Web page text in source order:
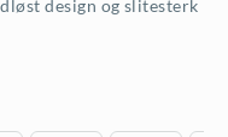
design og slitesterk